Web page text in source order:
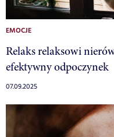
EMOCJE
Relaks relaksowi
efektywny odpoczynek
07.09.2025